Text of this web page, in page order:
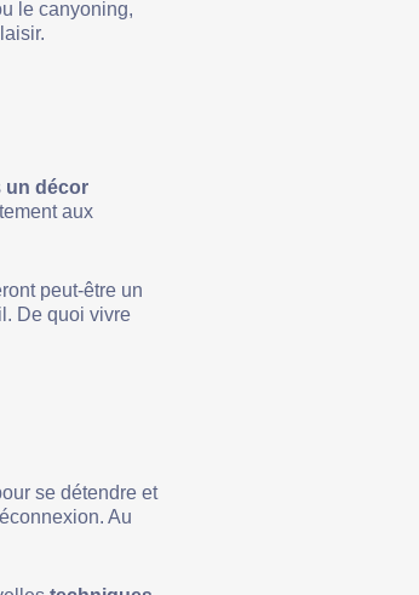
le canyoning,
un décor
aux
peut-être un
De quoi vivre
se détendre et
Au